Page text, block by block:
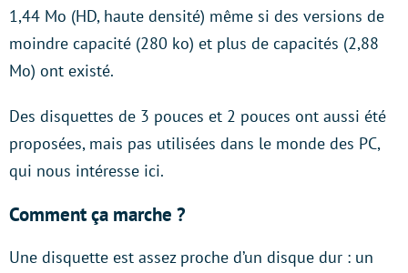
1,44 Mo (HD, haute densité) même si des versions de
moindre capacité (280 ko) et plus de capacités (2,88
Mo) ont existé.
Des disquettes de 3 pouces et 2 pouces ont aussi été
proposées, mais pas utilisées dans le monde des PC,
qui nous intéresse ici.
Comment ça marche ?
Une disquette est assez proche d’un disque dur : un